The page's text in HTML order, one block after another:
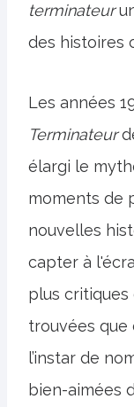
terminateur
des histoires
Les années
Terminateur
élargi le
moments de
nouvelles
capter à
plus critiques
trouvées que
l’instar de
bien-aimées